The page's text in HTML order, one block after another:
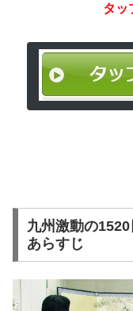
タッ
九州激動の
あらすじ